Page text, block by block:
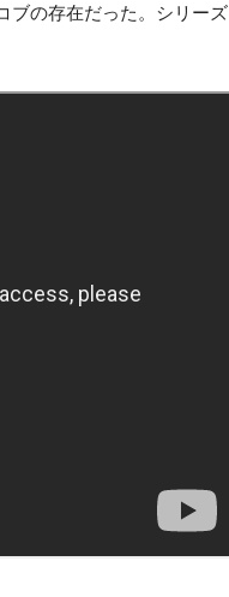
ブの存在だった。シリーズ